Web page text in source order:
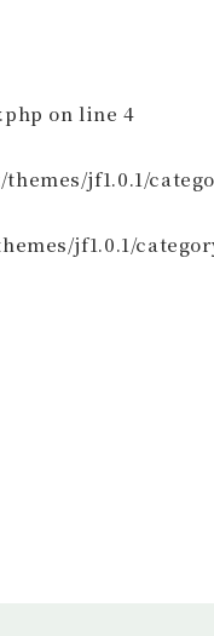
on line4
jf1.0.1/
jf1.0.1/